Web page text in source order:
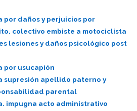
por daños y perjuicios por
colectivo embiste a motociclista
lesiones y daños psicológico post
por usucapión
supresión apellido paterno y
parental
impugna acto administrativo